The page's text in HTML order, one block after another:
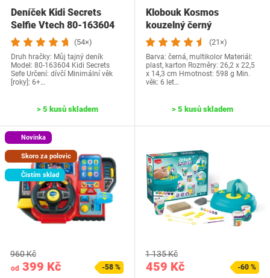
Deníček Kidi Secrets
Selfie Vtech 80-163604
(54×)
Druh hračky: Můj tajný deník
Model: 80-163604 Kidi Secrets
Sefe Určení: dívčí Minimální věk
[roky]: 6+…
> 5 kusů skladem
Klobouk Kosmos
kouzelný černý
(21×)
Barva: černá, multikolor Materiál:
plast, karton Rozměry: 26,2 x 22,5
x 14,3 cm Hmotnost: 598 g Min.
věk: 6 let…
> 5 kusů skladem
Novinka
Skoro za polovic
Čistím sklad
od 399 Kč
960 Kč
-58 % 459 Kč
1 135 Kč
-60 %